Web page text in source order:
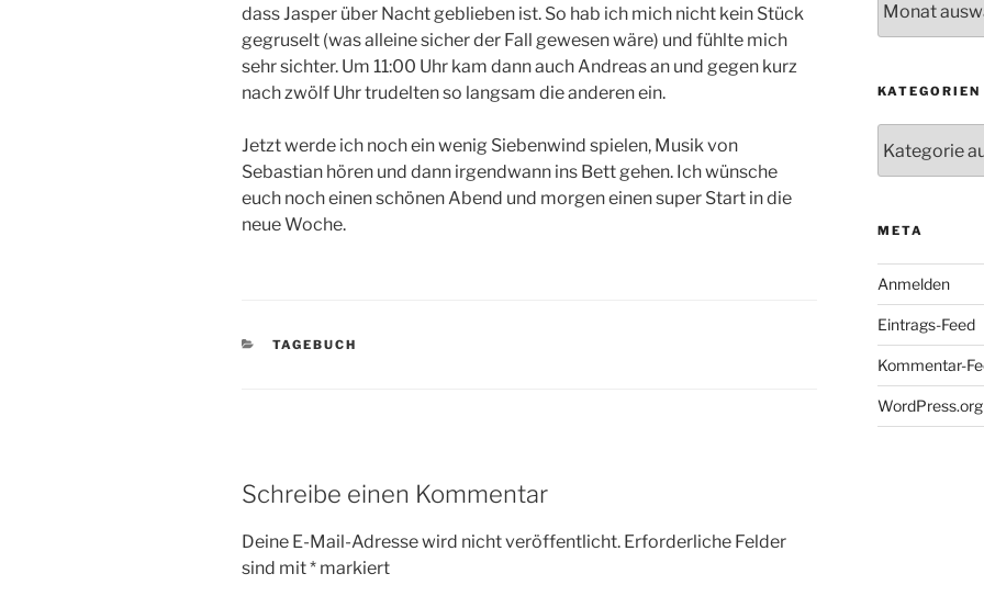
dass Jasper über Nacht geblieben ist. So hab ich mich nicht kein Stück
gegruselt (was alleine sicher der Fall gewesen wäre) und fühlte mich
sehr sichter. Um 11:00 Uhr kam dann auch Andreas an und gegen kurz
nach zwölf Uhr trudelten so langsam die anderen ein.
Jetzt werde ich noch ein wenig Siebenwind spielen, Musik von
Sebastian hören und dann irgendwann ins Bett gehen. Ich wünsche
euch noch einen schönen Abend und morgen einen super Start in die
neue Woche.
KATEGORIEN
TAGEBUCH
Schreibe einen Kommentar
Deine E-Mail-Adresse wird nicht veröffentlicht. Erforderliche Felder
sind mit* markiert
KATEGORIEN
META
Anmelden
Eintrags-Feed
Kommentar-
WordPress.org